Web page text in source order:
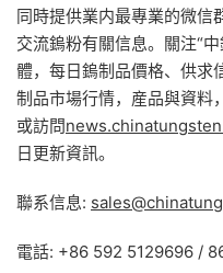
同時提供業内最專業的微信
交流鎢粉有關信息。關注“
體，每日鎢制品價格、供求
制品市場行情，産品與資料
或訪問
日更新資訊。
聯系信息:
電話: +86 592 5129696 /